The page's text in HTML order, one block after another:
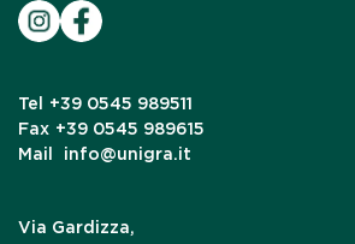
Tel
+39 0545 989511
Fax +39 0545 989615
Mail
info@unigra.it
Via Gardizza,